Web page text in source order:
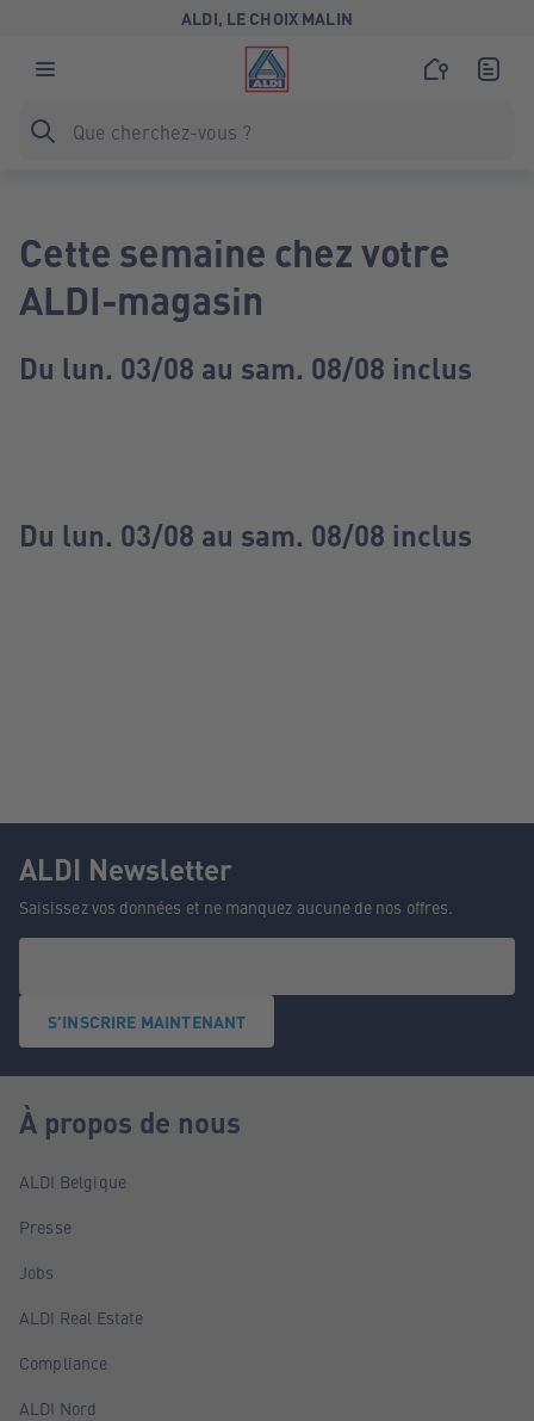
ALDI, LE CHOIX MALIN
Cette semaine chez votre
ALDI-magasin
Du lun. 03/08 au sam. 08/08 inclus
Du lun. 03/08 au sam. 08/08 inclus
ALDI Newsletter
Saisissez vos données et ne manquez aucune de nos offres.
S'INSCRIRE MAINTENANT
À propos de nous
ALDI Belgique
Presse
Jobs
ALDI Real Estate
Compliance
ALDI Nord